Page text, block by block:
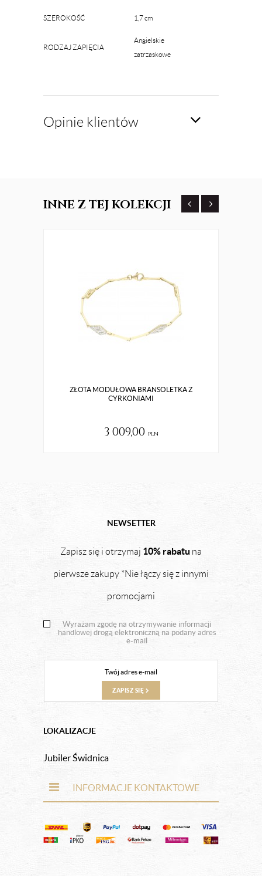
SZEROKOŚĆ 1,7 cm
RODZAJ ZAPIĘCIA
Angielskie
zatrzaskowe
Opinie klientów
INNE Z TEJ KOLEKCJI
ZŁOTA MODUŁOWA BRANSOLETKA Z
CYRKONIAMI
3 009,00 pln
NEWSETTER
Zapisz się i otrzymaj 10% rabatu na
pierwsze zakupy *Nie łączy się z innymi
promocjami
Wyrażam zgodę na otrzymywanie informacji
handlowej drogą elektroniczną na podany adres
e-mail
ZAPISZ SIĘ
LOKALIZACJE
Jubiler Świdnica
INFORMACJE KONTAKTOWE